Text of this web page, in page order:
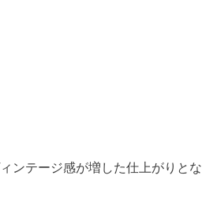
ンテージ感が増した仕上がりとな